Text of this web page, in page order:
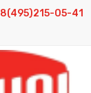
8(495)215-05-41